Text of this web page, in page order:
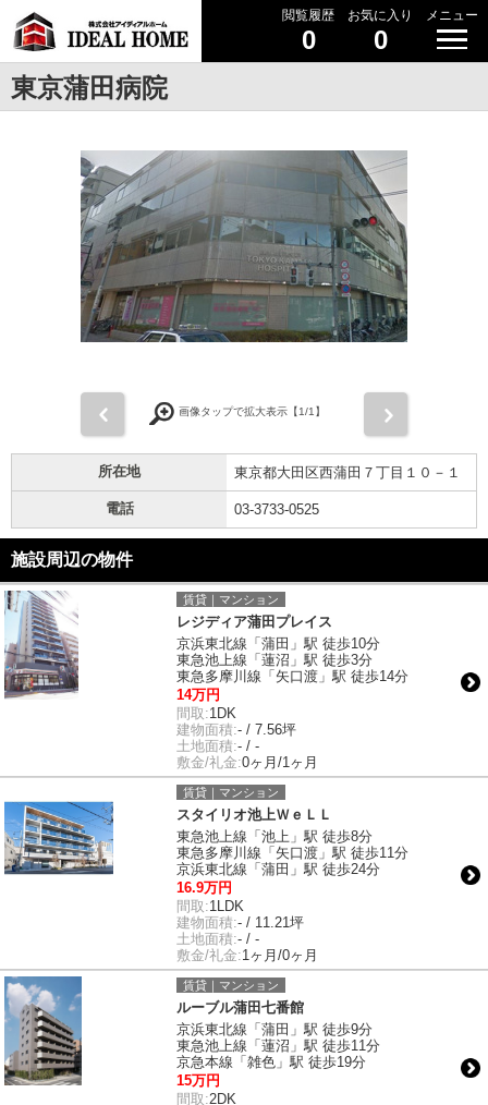
閲覧履歴
0
お気に入り
0
メニュー
東京蒲田病院
画像タップで拡大表示【1/1】
所在地 東京都大田区西蒲田７丁目１０－１
電話 03-3733-0525
施設周辺の物件
賃貸｜マンション
レジディア蒲田プレイス
京浜東北線「蒲田」駅 徒歩10分
東急池上線「蓮沼」駅 徒歩3分
東急多摩川線「矢口渡」駅 徒歩14分
14万円
間取:1DK
建物面積:- / 7.56坪
土地面積:- / -
敷金/礼金:0ヶ月/1ヶ月
賃貸｜マンション
スタイリオ池上ＷｅＬＬ
東急池上線「池上」駅 徒歩8分
東急多摩川線「矢口渡」駅 徒歩11分
京浜東北線「蒲田」駅 徒歩24分
16.9万円
間取:1LDK
建物面積:- / 11.21坪
土地面積:- / -
敷金/礼金:1ヶ月/0ヶ月
賃貸｜マンション
ルーブル蒲田七番館
京浜東北線「蒲田」駅 徒歩9分
東急池上線「蓮沼」駅 徒歩11分
京急本線「雑色」駅 徒歩19分
15万円
間取:2DK